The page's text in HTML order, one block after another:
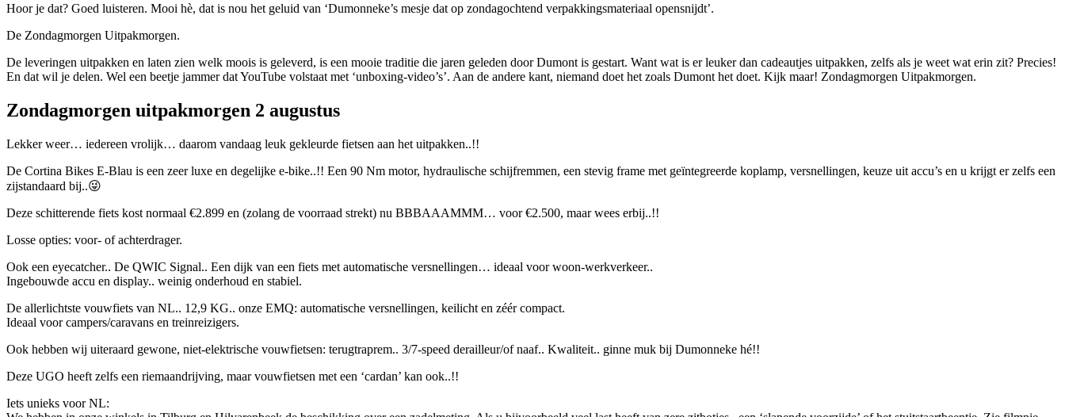
Hoor je dat? Goed luisteren. Mooi hè, dat is nou het geluid van ‘Dumonneke’s mesje dat op zondagochtend verpakkingsmateriaal opensnijdt’.
De Zondagmorgen Uitpakmorgen.
De leveringen uitpakken en laten zien welk moois is geleverd, is een mooie traditie die jaren geleden door Dumont is gestart. Want wat is er leuker dan cadeautjes uitpakken, zelfs als je weet wat erin zit? Precies!
En dat wil je delen. Wel een beetje jammer dat YouTube volstaat met ‘unboxing-video’s’. Aan de andere kant, niemand doet het zoals Dumont het doet. Kijk maar! Zondagmorgen Uitpakmorgen.
Zondagmorgen uitpakmorgen 2 augustus
Lekker weer… iedereen vrolijk… daarom vandaag leuk gekleurde fietsen aan het uitpakken..!!
De Cortina Bikes E-Blau is een zeer luxe en degelijke e-bike..!! Een 90 Nm motor, hydraulische schijfremmen, een stevig frame met geïntegreerde koplamp, versnellingen, keuze uit accu’s en u krijgt er zelfs een
zijstandaard bij..😜
Deze schitterende fiets kost normaal €2.899 en (zolang de voorraad strekt) nu BBBAAAMMM… voor €2.500, maar wees erbij..!!
Losse opties: voor- of achterdrager.
Ook een eyecatcher.. De QWIC Signal.. Een dijk van een fiets met automatische versnellingen… ideaal voor woon-werkverkeer..
Ingebouwde accu en display.. weinig onderhoud en stabiel.
De allerlichtste vouwfiets van NL.. 12,9 KG.. onze EMQ: automatische versnellingen, keilicht en zéér compact.
Ideaal voor campers/caravans en treinreizigers.
Ook hebben wij uiteraard gewone, niet-elektrische vouwfietsen: terugtraprem.. 3/7-speed derailleur/of naaf.. Kwaliteit.. ginne muk bij Dumonneke hé!!
Deze UGO heeft zelfs een riemaandrijving, maar vouwfietsen met een ‘cardan’ kan ook..!!
Iets unieks voor NL: